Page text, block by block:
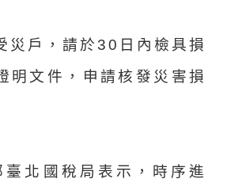
災戶，請於30日內檢具損
明文件，申請核發災害損
北國稅局表示，時序進